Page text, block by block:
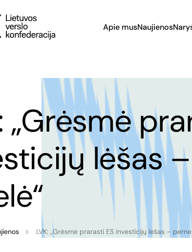
Apie musNaujienos
„Grėsmė
lėšas
LVK: „Grėsmė prarasti ES investicijų lėšas –